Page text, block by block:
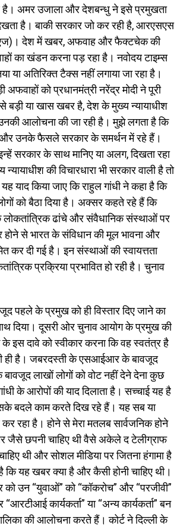
है। अमर उजाला और देशबन्धु ने इसे प्रमुखता
है। बाकी सरकार जो कर रही है, आरएसएस
एज)। देश में खबर, अफवाह और फैक्टचेक की
का खंडन करना पड़ रहा है। नवोदय टाइम्स
अतिरिक्त टैक्स नहीं लगाया जा रहा है।
अफवाहों को प्रधानमंत्री नरेंद्र मोदी ने पूरी
या खास खबर है, देश के मुख्य न्यायाधीश
आलोचना की जा रही है। मुझे लगता है कि
और उनके फैसले सरकार के समर्थन में रहे हैं।
सरकार के साथ मानिए या अलग, दिखता रहा
की विचारधारा भी सरकार वाली है तो
याद किया जाए कि राहुल गांधी ने कहा है कि
को बैठा दिया है। अक्सर कहते रहे हैं कि
ढांचे और संवैधानिक संस्थाओं पर
से भारत के संविधान की मूल भावना और
कर दी गई है। इन संस्थाओं की स्वायत्तता
प्रक्रिया प्रभावित हो रही है। चुनाव
पहले के प्रमुख को ही विस्तार दिए जाने का
दिया। दूसरी ओर चुनाव आयोग के प्रमुख की
इस दावे को स्वीकार करना कि वह स्वतंत्र है
ही है। जबरदस्ती के एसआईआर के बावजूद
लाखों लोगों को वोट नहीं देने देना कुछ
के आरोपों की याद दिलाता है। सच्चाई यह है
बदले काम करते दिख रहे हैं। यह सब या
रहा है। होने से मेरा मतलब सार्वजनिक होने
जैसे छपनी चाहिए थी वैसे अकेले द टेलीग्राफ
थी और सोशल मीडिया पर जितना हंगामा है
यह खबर क्या है और कैसी होनी चाहिए थी।
को उन “युवाओं” को “कॉकरोच” और “परजीवी”
कार्यकर्ता” या “अन्य कार्यकर्ता” बन
की आलोचना करते हैं। कोर्ट ने दिल्ली के